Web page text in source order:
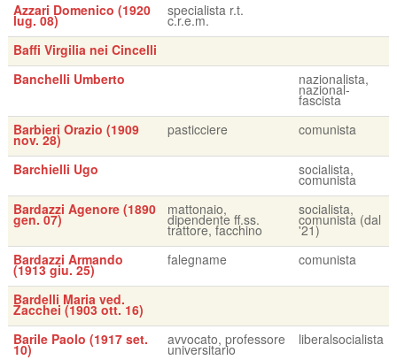
Azzari Domenico (1920
lug. 08)
specialista r.t.
c.r.e.m.
Baffi Virgilia nei Cincelli
Banchelli Umberto
nazionalista,
nazional-
fascista
Barbieri Orazio (1909
nov. 28)
pasticciere comunista
Barchielli Ugo socialista,
comunista
Bardazzi Agenore (1890
gen. 07)
mattonaio,
dipendente ff.ss.
trattore, facchino
socialista,
comunista (dal
'21)
Bardazzi Armando
(1913 giu. 25)
falegname comunista
Bardelli Maria ved.
Zacchei (1903 ott. 16)
Barile Paolo (1917 set.
10)
avvocato, professore
universitario
liberalsocialista